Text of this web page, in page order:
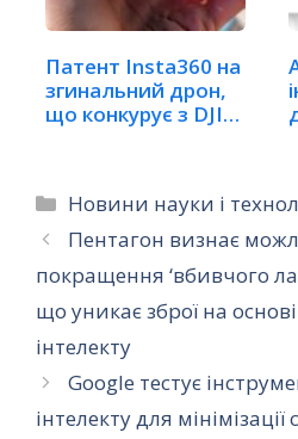
Патент Insta360 на
згинальний дрон,
що конкурує з DJI
Категорії
Новини науки і
Пентагон визнає
покращення ‘вбивчого
що уникає зброї на
інтелекту
Google тестує
інтелекту для